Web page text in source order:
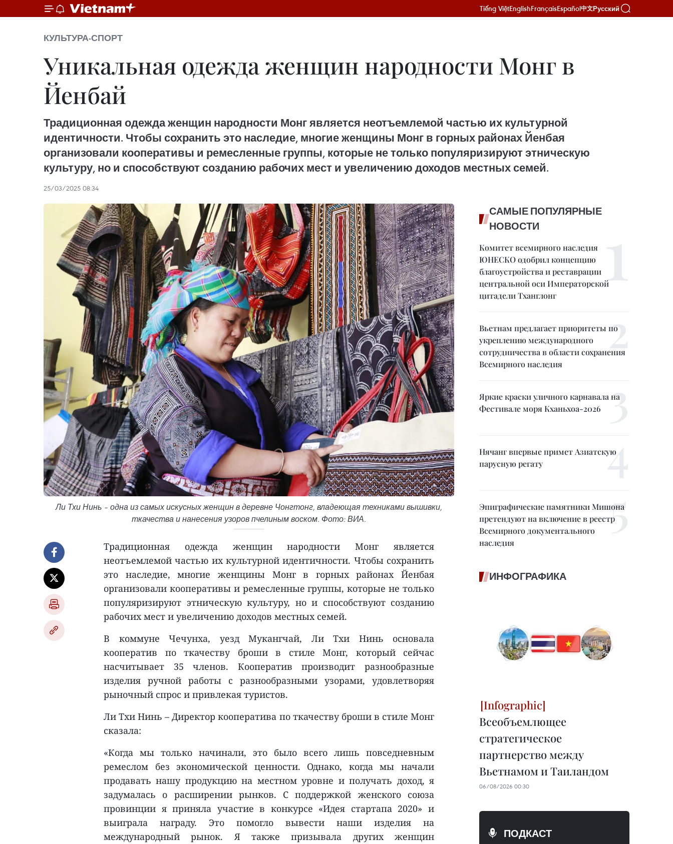
Tiếng ViệtEnglishFrançaisEspañol中文Русский
КУЛЬТУРА-СПОРТ
Уникальная одежда женщин народности Монг в
Йенбай
Традиционная одежда женщин народности Монг является неотъемлемой частью их культурной
идентичности. Чтобы сохранить это наследие, многие женщины Монг в горных районах Йенбая
организовали кооперативы и ремесленные группы, которые не только популяризируют этническую
культуру, но и способствуют созданию рабочих мест и увеличению доходов местных семей.
25/03/2025 08:34
Ли Тхи Нинь – одна из самых искусных женщин в деревне Чонгтонг, владеющая техниками вышивки,
ткачества и нанесения узоров пчелиным воском. Фото: ВИА.
Традиционная одежда женщин народности Монг является
неотъемлемой частью их культурной идентичности. Чтобы сохранить
это наследие, многие женщины Монг в горных районах Йенбая
организовали кооперативы и ремесленные группы, которые не только
популяризируют этническую культуру, но и способствуют созданию
рабочих мест и увеличению доходов местных семей.
В коммуне Чечунха, уезд Мукангчай, Ли Тхи Нинь основала
кооператив по ткачеству броши в стиле Монг, который сейчас
насчитывает 35 членов. Кооператив производит разнообразные
изделия ручной работы с разнообразными узорами, удовлетворяя
рыночный спрос и привлекая туристов.
Ли Тхи Нинь – Директор кооператива по ткачеству броши в стиле Монг
сказала:
«Когда мы только начинали, это было всего лишь повседневным
ремеслом без экономической ценности. Однако, когда мы начали
продавать нашу продукцию на местном уровне и получать доход, я
задумалась о расширении рынков. С поддержкой женского союза
провинции я приняла участие в конкурсе «Идея стартапа 2020» и
выиграла награду. Это помогло вывести наши изделия на
международный рынок. Я также призывала других женщин
САМЫЕ ПОПУЛЯРНЫЕ
НОВОСТИ
Комитет всемирного наследия
ЮНЕСКО одобрил концепцию
благоустройства и реставрации
центральной оси Императорской
цитадели Тханглонг
Вьетнам предлагает приоритеты по
укреплению международного
сотрудничества в области сохранения
Всемирного наследия
Яркие краски уличного карнавала на
Фестивале моря Кханьхоа-2026
Нячанг впервые примет Азиатскую
парусную регату
Эпиграфические памятники Мишона
претендуют на включение в реестр
Всемирного документального
наследия
ИНФОГРАФИКА
Всеобъемлющее
стратегическое
партнерство между
Вьетнамом и Таиландом
06/08/2026 00:30
ПОДКАСТ